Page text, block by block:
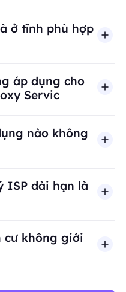
ở tĩnh phù hợp
áp dụng cho
Servic
nào không
lận, spam, tương
ISP dài hạn là
cư không giới